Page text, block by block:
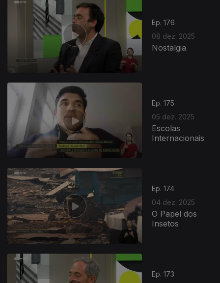
Ep. 176
08 dez. 2025
Nostalgia
Ep. 175
05 dez. 2025
Escolas
Internacionais
Ep. 174
04 dez. 2025
O Papel dos
Insetos
Ep. 173